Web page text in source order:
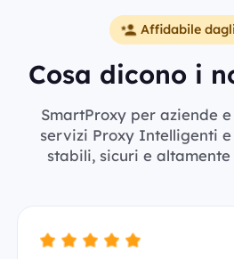
Affidabile
Cosa dicono i
SmartProxy per aziende
servizi Proxy Intelligenti
stabili, sicuri e